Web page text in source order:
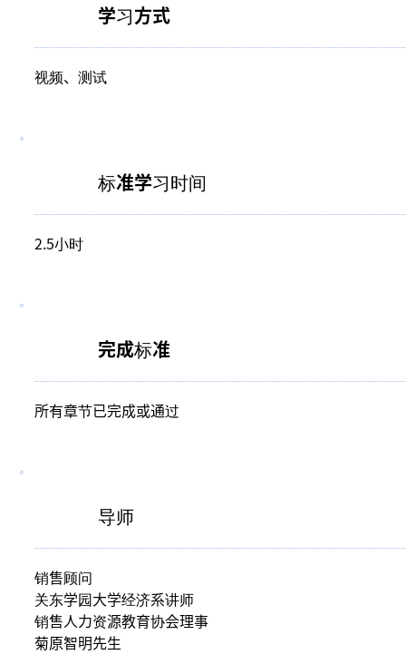
学习方式
视频、测试
标准学习时间
2.5小时
完成标准
所有章节已完成或通过
导师
销售顾问
关东学园大学经济系讲师
销售人力资源教育协会理事
菊原智明先生